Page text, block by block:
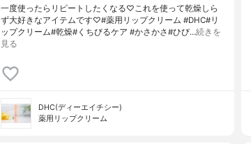
一度使ったらリピートしたくなる♡これを使って乾燥しら
ず大好きなアイテムです♡#薬用リップクリーム #DHC#リ
ップクリーム#乾燥#くちびるケア #かさかさ#ひび…続きを
見る
DHC(ディーエイチシー)
薬用リップクリーム